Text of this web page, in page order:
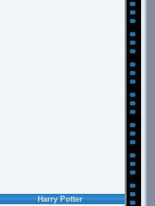
Harry Potter